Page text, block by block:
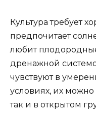
Культура требует
предпочитает
любит
дренажной
чувствуют в
условиях, их
так и в открытом